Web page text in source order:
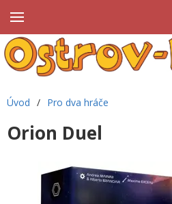
Úvod / Pro dva hráče
Orion Duel